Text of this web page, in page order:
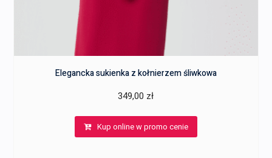
Elegancka sukienka z kołnierzem śliwkowa
349,00 zł
Kup online w promo cenie